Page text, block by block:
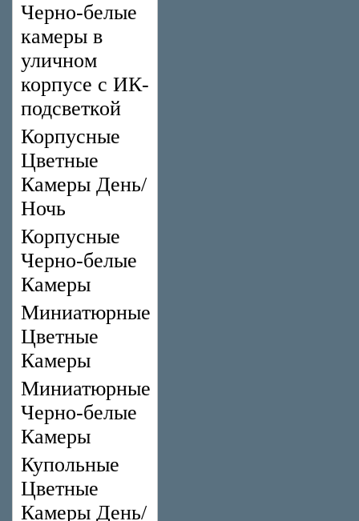
Черно-белые
камеры в
уличном
корпусе с ИК-
подсветкой
Корпусные
Цветные
Камеры День/
Ночь
Корпусные
Черно-белые
Камеры
Миниатюрные
Цветные
Камеры
Миниатюрные
Черно-белые
Камеры
Купольные
Цветные
Камеры День/